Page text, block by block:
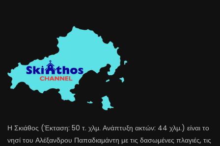
Η Σκιάθος (Έκταση: 50 τ. χλμ. Ανάπτυξη ακτών: 44 χλμ.) είναι το
νησί του Αλέξανδρου Παπαδιαμάντη με τις δασωμένες πλαγιές, τις